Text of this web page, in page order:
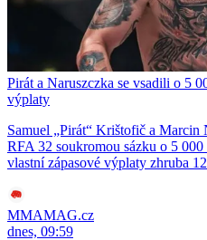
Pirát a Naruszczka se vsadili o 5
výplaty
Samuel „Pirát“ Krištofič a Marcin
RFA 32 soukromou sázku o 5
vlastní zápasové výplaty zhruba
MMAMAG.cz
dnes, 09:59